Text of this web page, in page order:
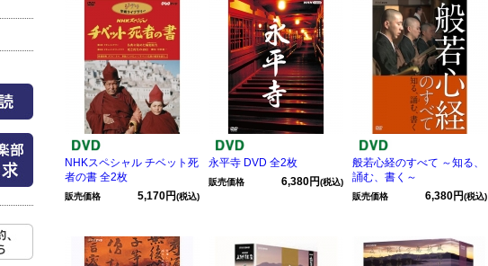
NHKスペシャル チベット死
者の書 全2枚
販売価格 5,170円(税込)
永平寺 DVD 全2枚
販売価格 6,380円(税込)
般若心経のすべて ～知る、
誦む、書く～
販売価格 6,380円(税込)